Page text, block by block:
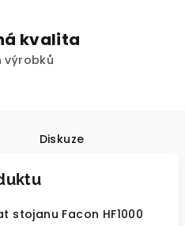
kvalita
výrobků
Diskuze
stojanu Facon HF1000